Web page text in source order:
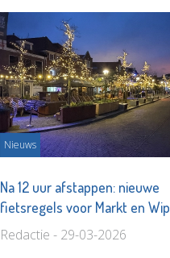
Nieuws
Na 12 uur afstappen: nieuwe
fietsregels voor Markt en Wip
Redactie - 29-03-2026